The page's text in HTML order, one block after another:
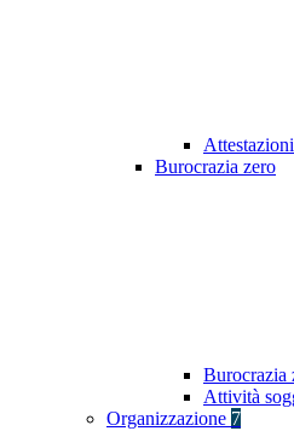
Burocrazia zero
Burocrazia
Attività
Organizzazione 7